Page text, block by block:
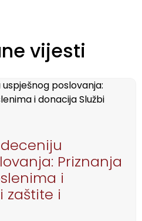
vijesti
deceniju
Priznanja
i
zaštite i